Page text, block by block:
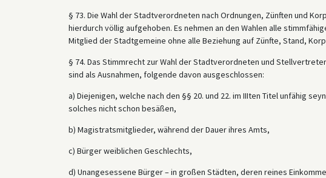
§ 73. Die Wahl der Stadtverordneten nach Ordnungen, Zünften und
hierdurch völlig aufgehoben. Es nehmen an den Wahlen alle
Mitglied der Stadtgemeine ohne alle Beziehung auf Zünfte, Stand,
§ 74. Das Stimmrecht zur Wahl der Stadtverordneten und
sind als Ausnahmen, folgende davon ausgeschlossen:
a) Diejenigen, welche nach den §§ 20. und 22. im IIIten Titel unfähig
solches nicht schon besäßen,
b) Magistratsmitglieder, während der Dauer ihres Amts,
c) Bürger weiblichen Geschlechts,
d) Unangesessene Bürger – in großen Städten, deren reines